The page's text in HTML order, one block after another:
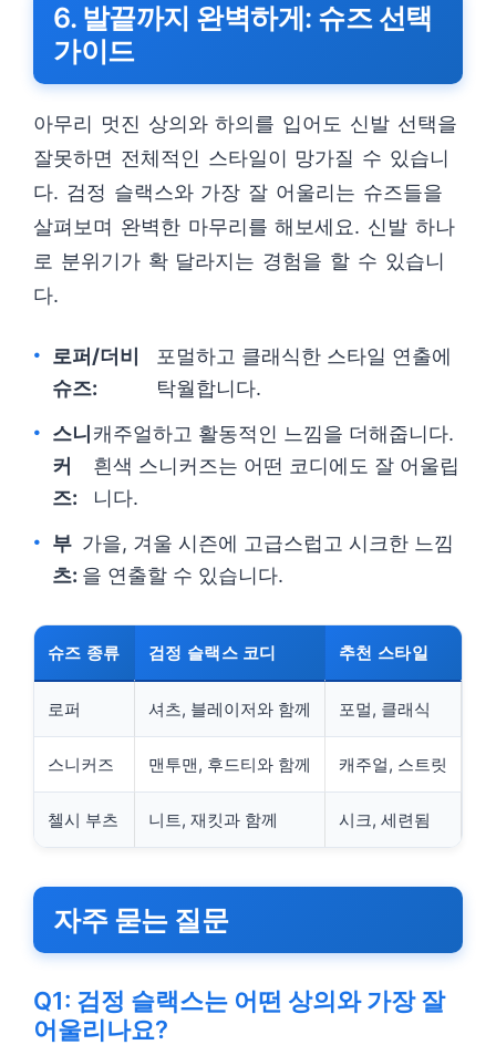
6. 발끝까지 완벽하게: 슈즈 선택
가이드
아무리 멋진 상의와 하의를 입어도 신발 선택을
잘못하면 전체적인 스타일이 망가질 수 있습니
다. 검정 슬랙스와 가장 잘 어울리는 슈즈들을
살펴보며 완벽한 마무리를 해보세요. 신발 하나
로 분위기가 확 달라지는 경험을 할 수 있습니
다.
로퍼/더비
슈즈:
포멀하고 클래식한 스타일 연출에
탁월합니다.
스니
커
즈:
캐주얼하고 활동적인 느낌을 더해줍니다.
흰색 스니커즈는 어떤 코디에도 잘 어울립
니다.
부
츠:
가을, 겨울 시즌에 고급스럽고 시크한 느낌
을 연출할 수 있습니다.
슈즈 종류 검정 슬랙스 코디 추천 스타일
로퍼 셔츠, 블레이저와 함께 포멀, 클래식
스니커즈 맨투맨, 후드티와 함께 캐주얼, 스트릿
첼시 부츠 니트, 재킷과 함께 시크, 세련됨
자주 묻는 질문
Q1: 검정 슬랙스는 어떤 상의와 가장 잘
어울리나요?